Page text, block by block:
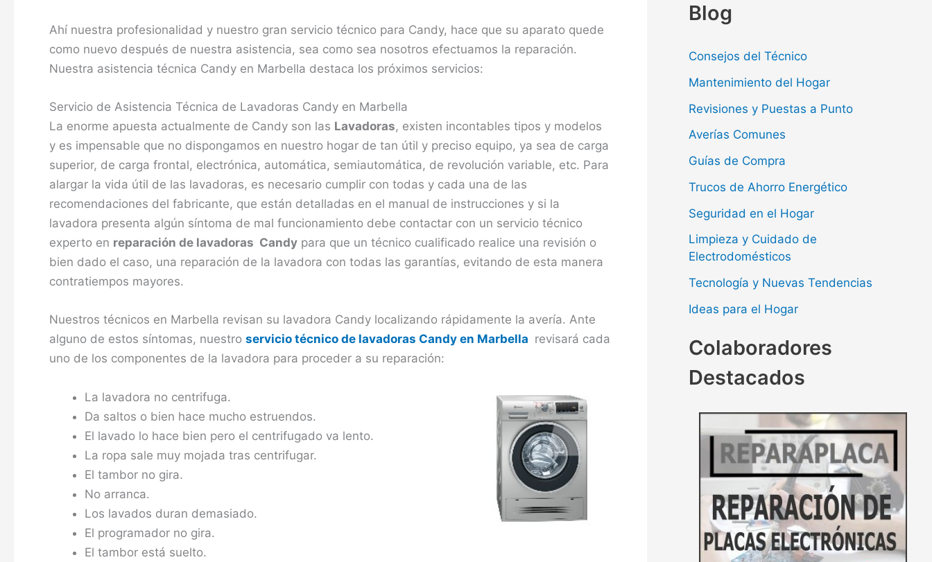
Ahí nuestra profesionalidad y nuestro gran servicio técnico para Candy, hace que su aparato quede
como nuevo después de nuestra asistencia, sea como sea nosotros efectuamos la reparación.
Nuestra asistencia técnica Candy en Marbella destaca los próximos servicios:
Servicio de Asistencia Técnica de Lavadoras Candy en Marbella
La enorme apuesta actualmente de Candy son las Lavadoras, existen incontables tipos y modelos
y es impensable que no dispongamos en nuestro hogar de tan útil y preciso equipo, ya sea de carga
superior, de carga frontal, electrónica, automática, semiautomática, de revolución variable, etc. Para
alargar la vida útil de las lavadoras, es necesario cumplir con todas y cada una de las
recomendaciones del fabricante, que están detalladas en el manual de instrucciones y si la
lavadora presenta algún síntoma de mal funcionamiento debe contactar con un servicio técnico
experto en reparación de lavadoras Candy para que un técnico cualificado realice una revisión o
bien dado el caso, una reparación de la lavadora con todas las garantías, evitando de esta manera
contratiempos mayores.
Nuestros técnicos en Marbella revisan su lavadora Candy localizando rápidamente la avería. Ante
alguno de estos síntomas, nuestro servicio técnico de lavadoras Candy en Marbella revisará cada
uno de los componentes de la lavadora para proceder a su reparación:
La lavadora no centrifuga.
Da saltos o bien hace mucho estruendos.
El lavado lo hace bien pero el centrifugado va lento.
La ropa sale muy mojada tras centrifugar.
El tambor no gira.
No arranca.
Los lavados duran demasiado.
El programador no gira.
El tambor está suelto.
Blog
Consejos del Técnico
Mantenimiento del Hogar
Revisiones y Puestas a Punto
Averías Comunes
Guías de Compra
Trucos de Ahorro Energético
Seguridad en el Hogar
Limpieza y Cuidado de
Electrodomésticos
Tecnología y Nuevas Tendencias
Ideas para el Hogar
Colaboradores
Destacados